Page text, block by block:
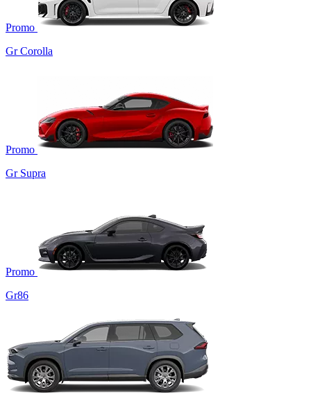
Promo
Gr Corolla
Promo
Gr Supra
Promo
Gr86